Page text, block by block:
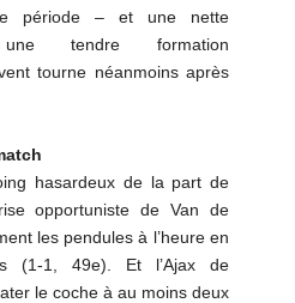
période – et une nette
tendre formation
tourne néanmoins après
hasardeux de la part de
opportuniste de Van de
les pendules à l’heure en
(1-1, 49e). Et l’Ajax de
le coche à au moins deux